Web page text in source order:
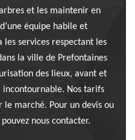
et les maintenir en
équipe habile et
les services respectant les
la ville de Prefontaines
des lieux, avant et
Nos tarifs
le marché. Pour un devis ou
nous contacter.